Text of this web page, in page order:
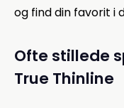
og find din favorit i
Ofte stillede
True Thinline